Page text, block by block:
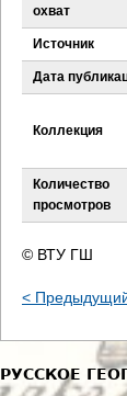
е
с
ь
охват
Источник
Дата
Коллекция
Количество
просмотров
© ВТУ ГШ
<
РУССКОЕ